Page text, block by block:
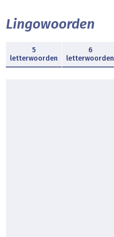
Lingowoorden
5
letterwoorden
6
letterwoorden